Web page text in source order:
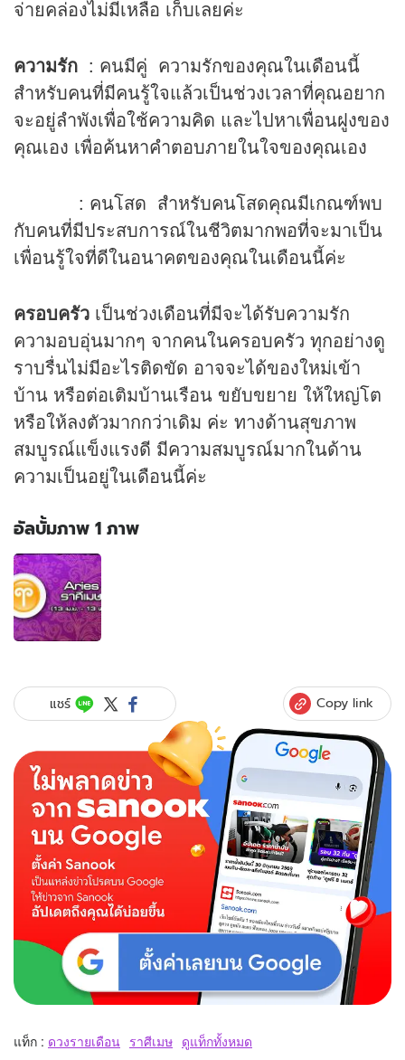
จ่ายคล่องไม่มีเหลือ เก็บเลยค่ะ
ความรัก : คนมีคู่ ความรักของคุณในเดือนนี้
สำหรับคนที่มีคนรู้ใจแล้วเป็นช่วงเวลาที่คุณอยาก
จะอยู่ลำพังเพื่อใช้ความคิด และไปหาเพื่อนฝูงของ
คุณเอง เพื่อค้นหาคำตอบภายในใจของคุณเอง
: คนโสด สำหรับคนโสดคุณมีเกณฑ์พบ
กับคนที่มีประสบการณ์ในชีวิตมากพอที่จะมาเป็น
เพื่อนรู้ใจที่ดีในอนาคตของคุณในเดือนนี้ค่ะ
ครอบครัว เป็นช่วงเดือนที่มีจะได้รับความรัก
ความอบอุ่นมากๆ จากคนในครอบครัว ทุกอย่างดู
ราบรื่นไม่มีอะไรติดขัด อาจจะได้ของใหม่เข้า
บ้าน หรือต่อเติมบ้านเรือน ขยับขยาย ให้ใหญ่โต
หรือให้ลงตัวมากกว่าเดิม ค่ะ ทางด้านสุขภาพ
สมบูรณ์แข็งแรงดี มีความสมบูรณ์มากในด้าน
ความเป็นอยู่ในเดือนนี้ค่ะ
อัลบั้มภาพ 1 ภาพ
อัลบั้ม
ภาพ
1
ภาพ
ของ
เดือน
ราศี
แชร์ Copy link
แท็ก : ดวงรายเดือน ราศีเมษ ดูแท็กทั้งหมด